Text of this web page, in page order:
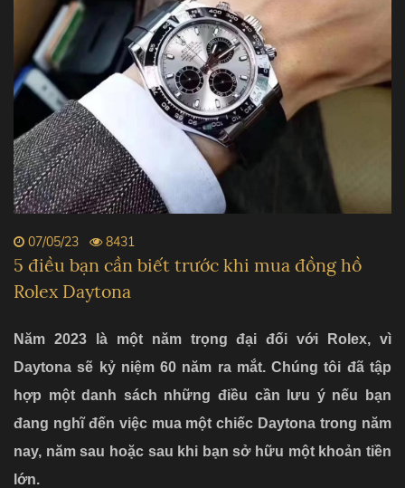
07/05/23 8431
5 điều bạn cần biết trước khi mua đồng hồ
Rolex Daytona
Năm 2023 là một năm trọng đại đối với Rolex, vì
Daytona sẽ kỷ niệm 60 năm ra mắt. Chúng tôi đã tập
hợp một danh sách những điều cần lưu ý nếu bạn
đang nghĩ đến việc mua một chiếc Daytona trong năm
nay, năm sau hoặc sau khi bạn sở hữu một khoản tiền
lớn.